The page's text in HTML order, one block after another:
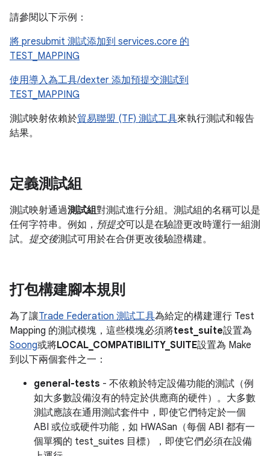
請參閱以下示例：
將 presubmit 測試添加到 services.core 的
TEST_MAPPING
使用導入為工具/dexter 添加預提交測試到
TEST_MAPPING
測試映射依賴於貿易聯盟 (TF) 測試工具來執行測試和報告
結果。
定義測試組
測試映射通過測試組對測試進行分組。測試組的名稱可以是
任何字符串。例如， 預提交可以是在驗證更改時運行一組測
試。 提交後測試可用於在合併更改後驗證構建。
打包構建腳本規則
為了讓Trade Federation 測試工具為給定的構建運行 Test
Mapping 的測試模塊，這些模塊必須將test_suite設置為
Soong或將LOCAL_COMPATIBILITY_SUITE設置為 Make
到以下兩個套件之一：
general-tests - 不依賴於特定設備功能的測試（例
如大多數設備沒有的特定於供應商的硬件）。大多數
測試應該在通用測試套件中，即使它們特定於一個
ABI 或位或硬件功能，如 HWASan（每個 ABI 都有一
個單獨的 test_suites 目標），即使它們必須在設備